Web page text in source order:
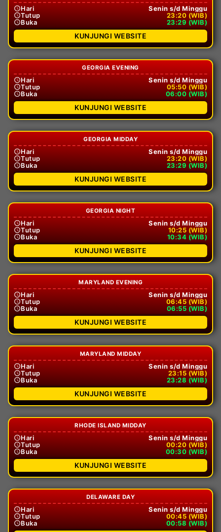
Hari
Senin s/d Minggu
Tutup
23:20 (WIB)
Buka
23:29 (WIB)
KUNJUNGI WEBSITE
GEORGIA EVENING
Hari
Senin s/d Minggu
Tutup
05:50 (WIB)
Buka
06:00 (WIB)
KUNJUNGI WEBSITE
GEORGIA MIDDAY
Hari
Senin s/d Minggu
Tutup
23:20 (WIB)
Buka
23:29 (WIB)
KUNJUNGI WEBSITE
GEORGIA NIGHT
Hari
Senin s/d Minggu
Tutup
10:25 (WIB)
Buka
10:34 (WIB)
KUNJUNGI WEBSITE
MARYLAND EVENING
Hari
Senin s/d Minggu
Tutup
06:45 (WIB)
Buka
06:55 (WIB)
KUNJUNGI WEBSITE
MARYLAND MIDDAY
Hari
Senin s/d Minggu
Tutup
23:15 (WIB)
Buka
23:28 (WIB)
KUNJUNGI WEBSITE
RHODE ISLAND MIDDAY
Hari
Senin s/d Minggu
Tutup
00:20 (WIB)
Buka
00:30 (WIB)
KUNJUNGI WEBSITE
DELAWARE DAY
Hari
Senin s/d Minggu
Tutup
00:45 (WIB)
Buka
00:58 (WIB)